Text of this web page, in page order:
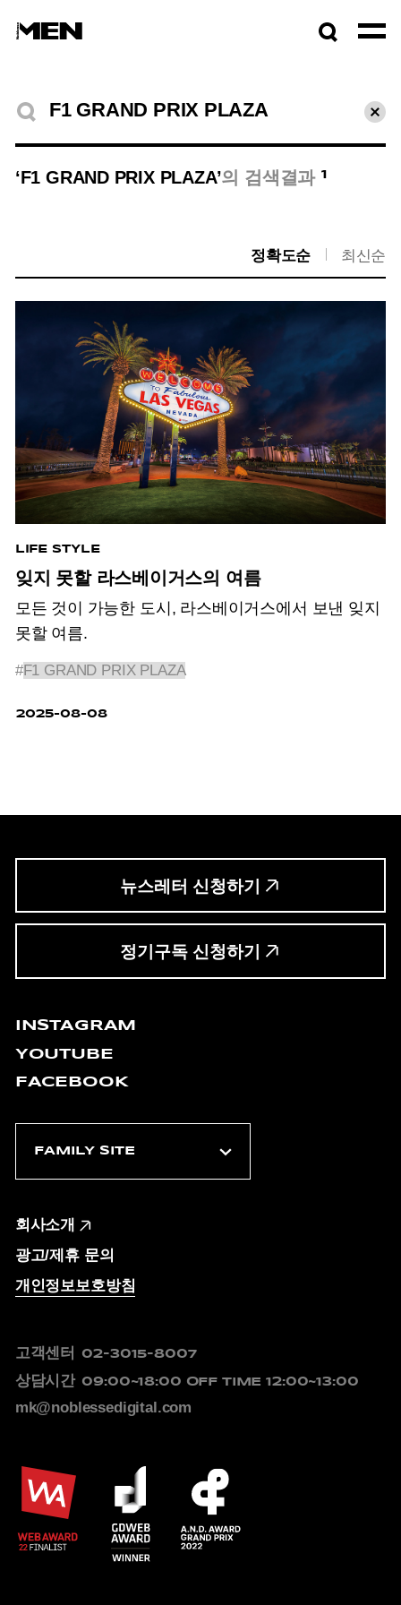
검색결과
초기
‘F1 GRAND PRIX PLAZA’의 검색결과 1
정확도순 최신순
LIFE STYLE
잊지 못할 라스베이거스의 여름
모든 것이 가능한 도시, 라스베이거스에서 보낸 잊지
못할 여름.
#F1 GRAND PRIX PLAZA
2025-08-08
뉴스레터 신청하기
정기구독 신청하기
INSTAGRAM
YOUTUBE
FACEBOOK
회사소개
광고/제휴 문의
개인정보보호방침
고객센터 02-3015-8007
상담시간 09:00~18:00 OFF TIME 12:00~13:00
mk@noblessedigital.com